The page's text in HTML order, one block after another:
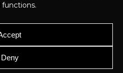
Deny
–Aviso Legal y
Webmaster